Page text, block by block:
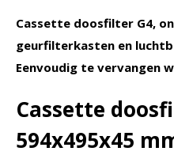
Cassette doosfilter G4,
geurfilterkasten en
Eenvoudig te vervangen
Cassette
594x495x45